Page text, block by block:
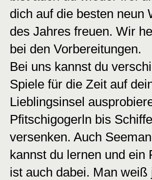
dich auf die besten neun
des Jahres freuen. Wir
bei den Vorbereitungen.
Bei uns kannst du
Spiele für die Zeit auf
Lieblingsinsel
Pfitschigogerln bis Schiffe
versenken. Auch
kannst du lernen und ein
ist auch dabei. Man weiß